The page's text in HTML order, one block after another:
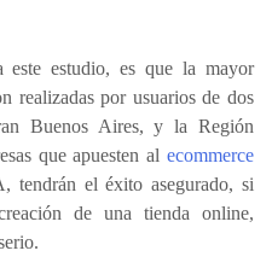
este estudio, es que la mayor
realizadas por usuarios de dos
Buenos Aires, y la Región
que apuesten al ecommerce
tendrán el éxito asegurado, si
de una tienda online,